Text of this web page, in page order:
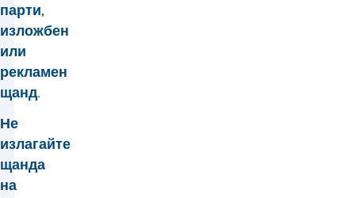
парти,
изложбен
или
рекламен
щанд.
Не
излагайте
щанда
на